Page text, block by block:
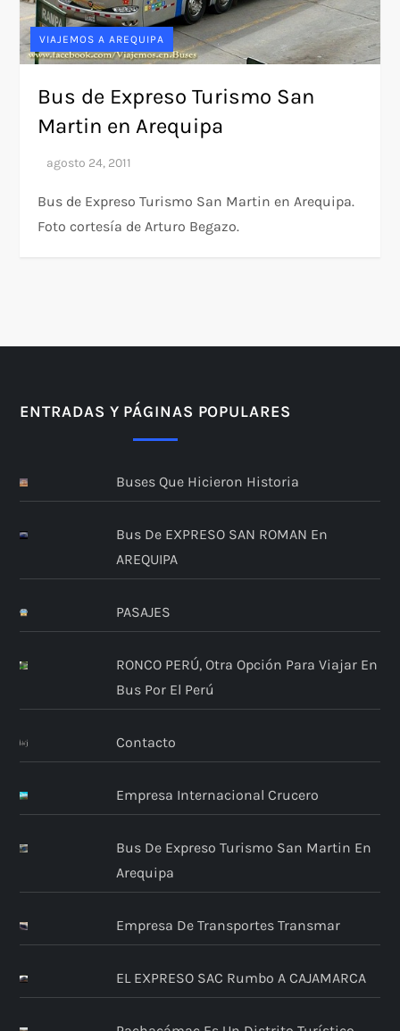
VIAJEMOS A AREQUIPA
Bus de Expreso Turismo San
Martin en Arequipa
Bus de Expreso Turismo San Martin en Arequipa.
Foto cortesía de Arturo Begazo.
ENTRADAS Y PÁGINAS POPULARES
Buses Que Hicieron Historia
Bus De EXPRESO SAN ROMAN En
AREQUIPA
PASAJES
RONCO PERÚ, Otra Opción Para Viajar En
Bus Por El Perú
Contacto
Empresa Internacional Crucero
Bus De Expreso Turismo San Martin En
Arequipa
Empresa De Transportes Transmar
EL EXPRESO SAC Rumbo A CAJAMARCA